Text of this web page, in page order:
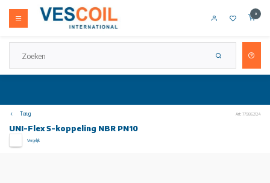
0
Terug Art: 779862124
UNI-Flex S-koppeling NBR PN10
Vergelijk